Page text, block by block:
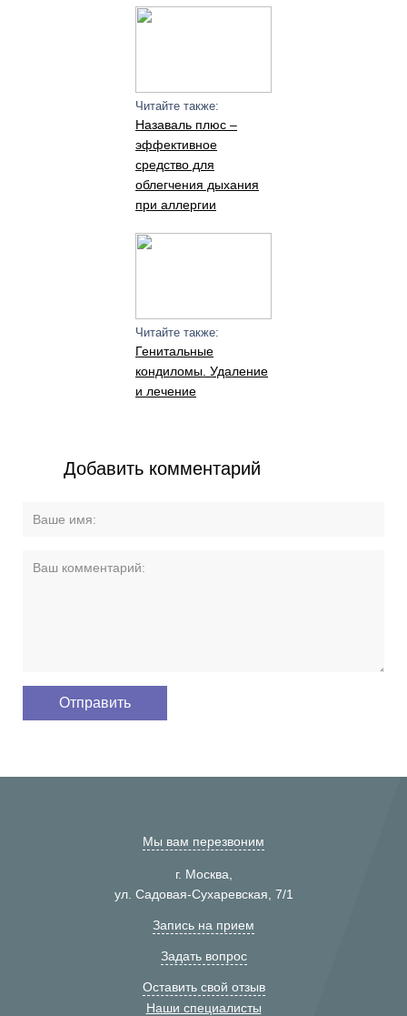
Читайте также:
Назаваль плюс –
эффективное
средство для
облегчения дыхания
при аллергии
Читайте также:
Генитальные
кондиломы. Удаление
и лечение
Добавить комментарий
Мы вам перезвоним
г. Москва,
ул. Садовая-Сухаревская, 7/1
Запись на прием
Задать вопрос
Оставить свой отзыв
Наши специалисты